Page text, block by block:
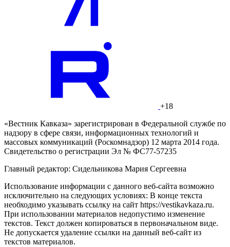
+18
«Вестник Кавказа» зарегистрирован в Федеральной службе по
надзору в сфере связи, информационных технологий и
массовых коммуникаций (Роскомнадзор) 12 марта 2014 года.
Свидетельство о регистрации Эл № ФС77-57235
Главный редактор: Сидельникова Мария Сергеевна
Использование информации с данного веб-сайта возможно
исключительно на следующих условиях: В конце текста
необходимо указывать ссылку на сайт https://vestikavkaza.ru.
При использовании материалов недопустимо изменение
текстов. Текст должен копироваться в первоначальном виде.
Не допускается удаление ссылки на данный веб-сайт из
текстов материалов.